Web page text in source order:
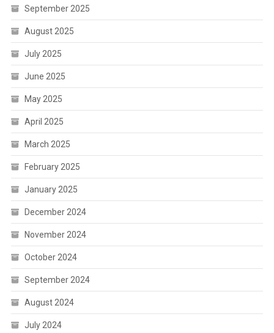
September 2025
August 2025
July 2025
June 2025
May 2025
April 2025
March 2025
February 2025
January 2025
December 2024
November 2024
October 2024
September 2024
August 2024
July 2024